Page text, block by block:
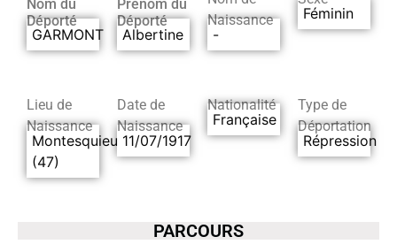
Nom du
Déporté
GARMONT
Prénom du
Déporté
Albertine
Naissance
-
Féminin
Lieu de
Naissance
Montesquieu
(47)
Date de
Naissance
11/07/1917
Nationalité
Française
Type de
Déportation
Répression
PARCOURS